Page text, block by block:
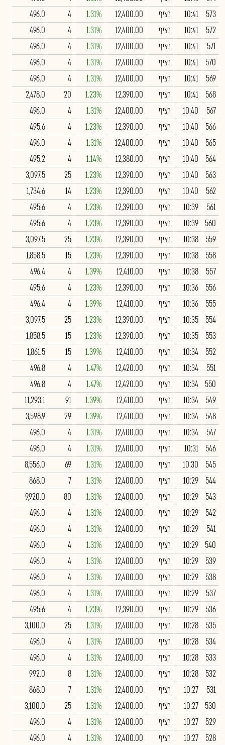
573
10:41 רציף 12,400.00
1.31%
4
496.0
572
10:41 רציף 12,400.00
1.31%
4
496.0
571
10:41 רציף 12,400.00
1.31%
4
496.0
570
10:41 רציף 12,400.00
1.31%
4
496.0
569
10:41 רציף 12,400.00
1.31%
4
496.0
568
10:41 רציף 12,390.00
1.23%
20
2,478.0
567
10:40 רציף 12,400.00
1.31%
4
496.0
566
10:40 רציף 12,390.00
1.23%
4
495.6
565
10:40 רציף 12,400.00
1.31%
4
496.0
564
10:40 רציף 12,380.00
1.14%
4
495.2
563
10:40 רציף 12,390.00
1.23%
25
3,097.5
562
10:40 רציף 12,390.00
1.23%
14
1,734.6
561
10:39 רציף 12,390.00
1.23%
4
495.6
560
10:39 רציף 12,390.00
1.23%
4
495.6
559
10:38 רציף 12,390.00
1.23%
25
3,097.5
558
10:38 רציף 12,390.00
1.23%
15
1,858.5
557
10:38 רציף 12,410.00
1.39%
4
496.4
556
10:36 רציף 12,390.00
1.23%
4
495.6
555
10:36 רציף 12,410.00
1.39%
4
496.4
554
10:35 רציף 12,390.00
1.23%
25
3,097.5
553
10:35 רציף 12,390.00
1.23%
15
1,858.5
552
10:34 רציף 12,410.00
1.39%
15
1,861.5
551
10:34 רציף 12,420.00
1.47%
4
496.8
550
10:34 רציף 12,420.00
1.47%
4
496.8
549
10:34 רציף 12,410.00
1.39%
91
11,293.1
548
10:34 רציף 12,410.00
1.39%
29
3,598.9
547
10:34 רציף 12,400.00
1.31%
4
496.0
546
10:31 רציף 12,400.00
1.31%
4
496.0
545
10:30 רציף 12,400.00
1.31%
69
8,556.0
544
10:29 רציף 12,400.00
1.31%
7
868.0
543
10:29 רציף 12,400.00
1.31%
80
9,920.0
542
10:29 רציף 12,400.00
1.31%
4
496.0
541
10:29 רציף 12,400.00
1.31%
4
496.0
540
10:29 רציף 12,400.00
1.31%
4
496.0
539
10:29 רציף 12,400.00
1.31%
4
496.0
538
10:29 רציף 12,400.00
1.31%
4
496.0
537
10:29 רציף 12,400.00
1.31%
4
496.0
536
10:29 רציף 12,390.00
1.23%
4
495.6
535
10:28 רציף 12,400.00
1.31%
25
3,100.0
534
10:28 רציף 12,400.00
1.31%
4
496.0
533
10:28 רציף 12,400.00
1.31%
4
496.0
532
10:28 רציף 12,400.00
1.31%
8
992.0
531
10:27 רציף 12,400.00
1.31%
7
868.0
530
10:27 רציף 12,400.00
1.31%
25
3,100.0
529
10:27 רציף 12,400.00
1.31%
4
496.0
528
10:27 רציף 12,400.00
1.31%
4
496.0